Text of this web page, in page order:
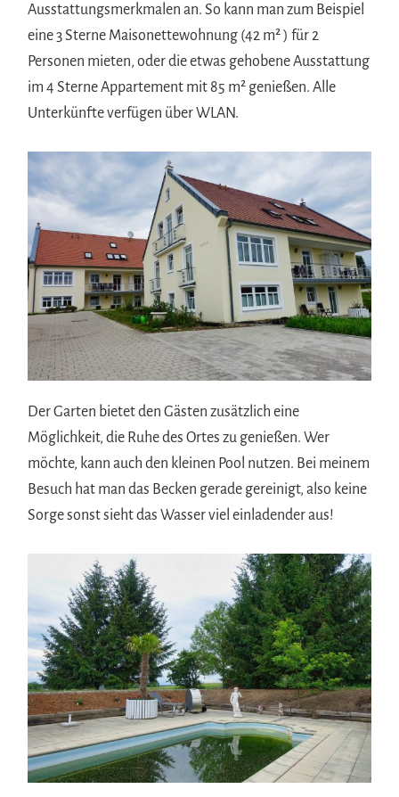
Ausstattungsmerkmalen an. So kann man zum Beispiel
eine 3 Sterne Maisonettewohnung (42 m² ) für 2
Personen mieten, oder die etwas gehobene Ausstattung
im 4 Sterne Appartement mit 85 m² genießen. Alle
Unterkünfte verfügen über WLAN.
Der Garten bietet den Gästen zusätzlich eine
Möglichkeit, die Ruhe des Ortes zu genießen. Wer
möchte, kann auch den kleinen Pool nutzen. Bei meinem
Besuch hat man das Becken gerade gereinigt, also keine
Sorge sonst sieht das Wasser viel einladender aus!